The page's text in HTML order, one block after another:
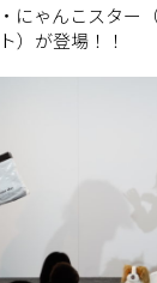
にゃんこスター
）が登場！！